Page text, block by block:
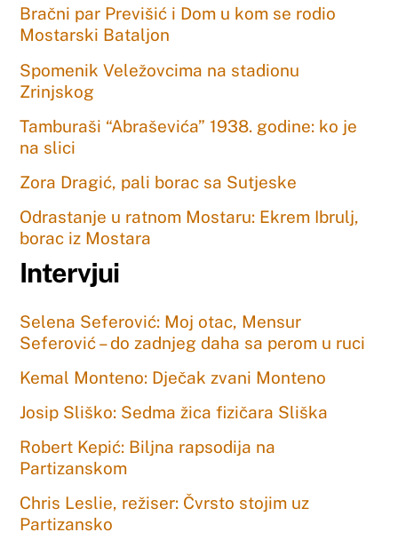
Bračni par Previšić i Dom u kom se rodio
Mostarski Bataljon
Spomenik Veležovcima na stadionu
Zrinjskog
Tamburaši “Abraševića” 1938. godine: ko je
na slici
Zora Dragić, pali borac sa Sutjeske
Odrastanje u ratnom Mostaru: Ekrem Ibrulj,
borac iz Mostara
Intervjui
Selena Seferović: Moj otac, Mensur
Seferović – do zadnjeg daha sa perom u ruci
Kemal Monteno: Dječak zvani Monteno
Josip Sliško: Sedma žica fizičara Sliška
Robert Kepić: Biljna rapsodija na
Partizanskom
Chris Leslie, režiser: Čvrsto stojim uz
Partizansko